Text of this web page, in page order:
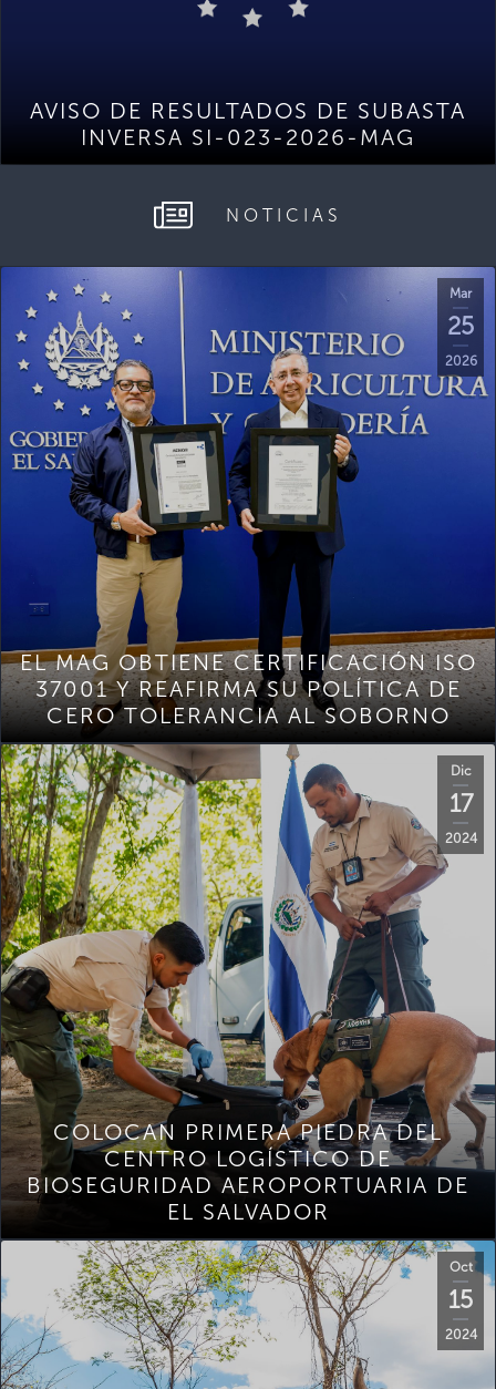
AVISO DE RESULTADOS DE SUBASTA
INVERSA SI-023-2026-MAG
NOTICIAS
Mar
25
2026
EL MAG OBTIENE CERTIFICACIÓN ISO
37001 Y REAFIRMA SU POLÍTICA DE
CERO TOLERANCIA AL SOBORNO
Dic
17
2024
COLOCAN PRIMERA PIEDRA DEL
CENTRO LOGÍSTICO DE
BIOSEGURIDAD AEROPORTUARIA DE
EL SALVADOR
Oct
15
2024